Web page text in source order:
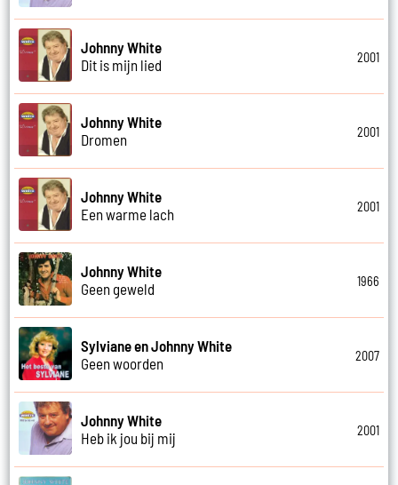
Johnny White
Dit is mijn lied
2001
Johnny White
Dromen
2001
Johnny White
Een warme lach
2001
Johnny White
Geen geweld
1966
Sylviane en Johnny White
Geen woorden
2007
Johnny White
Heb ik jou bij mij
2001